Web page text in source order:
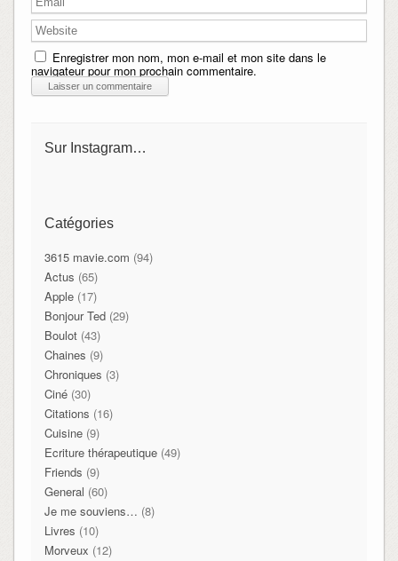
Enregistrer mon nom, mon e-mail et mon site dans le
navigateur pour mon prochain commentaire.
Sur Instagram…
Catégories
3615 mavie.com (94)
Actus (65)
Apple(17)
Bonjour Ted(29)
Boulot(43)
Chaines (9)
Chroniques (3)
Ciné(30)
Citations (16)
Cuisine(9)
Ecriture thérapeutique(49)
Friends (9)
General (60)
Je me souviens… (8)
Livres (10)
Morveux (12)